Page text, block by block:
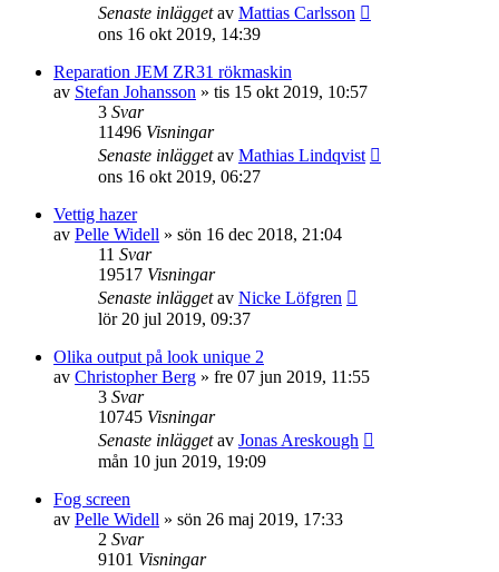
Senaste inläggetav Mattias Carlsson
ons 16 okt 2019, 14:39
Reparation JEM ZR31 rökmaskin
av Stefan Johansson » tis 15 okt 2019, 10:57
3 Svar
11496 Visningar
Senaste inläggetav Mathias Lindqvist
ons 16 okt 2019, 06:27
Vettig hazer
av Pelle Widell » sön 16 dec 2018, 21:04
11 Svar
19517 Visningar
Senaste inläggetav Nicke Löfgren
lör 20 jul 2019, 09:37
Olika output på look unique 2
av Christopher Berg » fre 07 jun 2019, 11:55
3 Svar
10745 Visningar
Senaste inläggetav Jonas Areskough
mån 10 jun 2019, 19:09
Fog screen
av Pelle Widell » sön 26 maj 2019, 17:33
2 Svar
9101 Visningar